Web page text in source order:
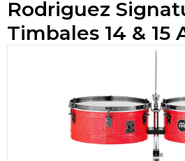
Rodriguez
Timbales 14 & 15